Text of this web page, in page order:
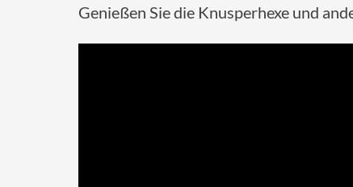
Genießen Sie die Knusperhexe und